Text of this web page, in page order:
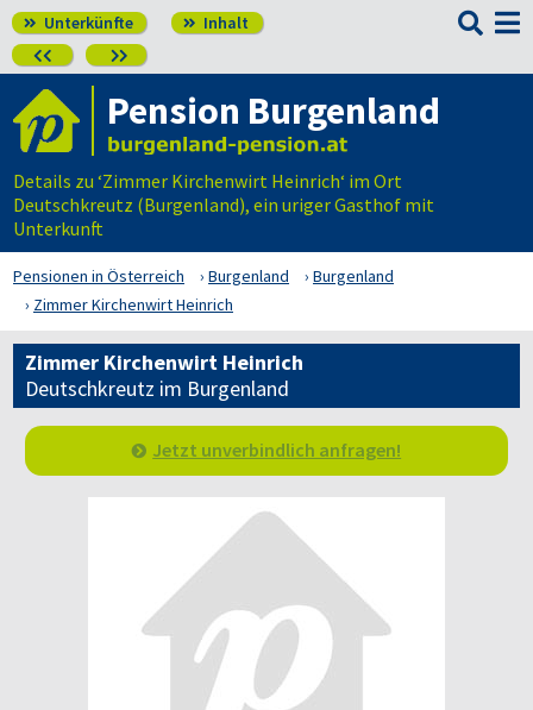
 Unterkünfte  Inhalt
 

Pension Burgenland
Details zu ‘Zimmer Kirchenwirt Heinrich‘ im Ort
Deutschkreutz (Burgenland), ein uriger Gasthof mit
Unterkunft
Pensionen in Österreich Burgenland
Burgenland
Zimmer Kirchenwirt Heinrich
Zimmer Kirchenwirt Heinrich
Deutschkreutz im Burgenland
Jetzt unverbindlich anfragen!